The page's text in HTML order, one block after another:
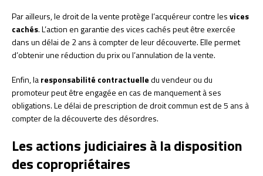
Par ailleurs, le droit de la vente protège l’acquéreur contre lesvices
cachés. L’action en garantie des vices cachés peut être exercée
dans un délai de 2 ans à compter de leur découverte. Elle permet
d’obtenir une réduction du prix ou l’annulation de la vente.
Enfin, laresponsabilité contractuelledu vendeur ou du
promoteur peut être engagée en cas de manquement à ses
obligations. Le délai de prescription de droit commun est de 5 ans à
compter de la découverte des désordres.
Les actions judiciaires à la disposition
des copropriétaires